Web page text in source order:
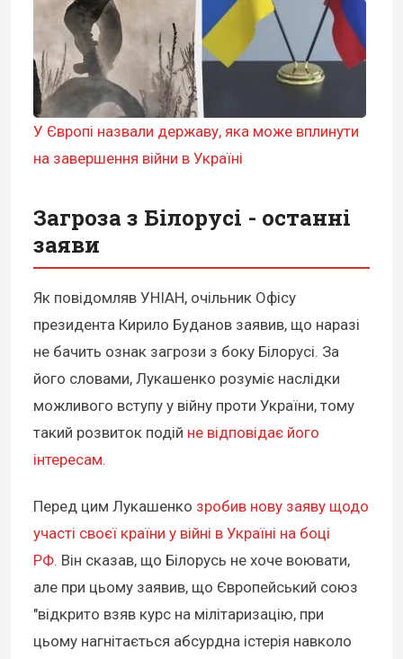
У Європі назвали державу, яка може вплинути
на завершення війни в Україні
Загроза з Білорусі - останні
заяви
Як повідомляв УНІАН, очільник Офісу
президента Кирило Буданов заявив, що наразі
не бачить ознак загрози з боку Білорусі. За
його словами, Лукашенко розуміє наслідки
можливого вступу у війну проти України, тому
такий розвиток подій не відповідає його
інтересам.
Перед цим Лукашенко зробив нову заяву щодо
участі своєї країни у війні в Україні на боці
РФ. Він сказав, що Білорусь не хоче воювати,
але при цьому заявив, що Європейський союз
"відкрито взяв курс на мілітаризацію, при
цьому нагнітається абсурдна істерія навколо